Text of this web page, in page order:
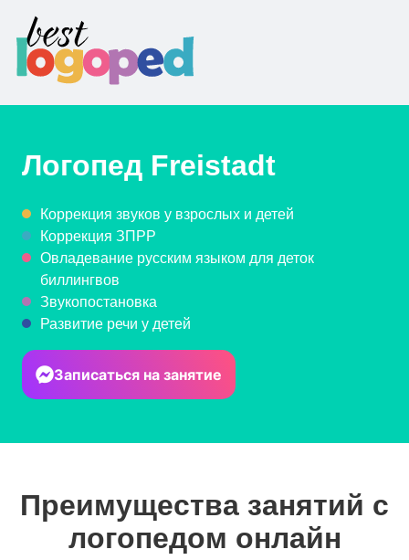
Логопед Freistadt
Коррекция звуков у взрослых и детей
Коррекция ЗПРР
Овладевание русским языком для деток
биллингвов
Звукопостановка
Развитие речи у детей
Записаться на занятие
Преимущества занятий с
логопедом онлайн